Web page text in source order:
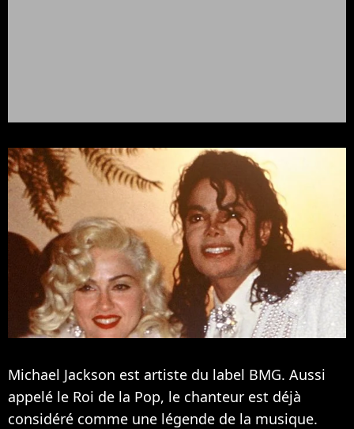
Michael Jackson est artiste du label BMG. Aussi
appelé le Roi de la Pop, le chanteur est déjà
considéré comme une légende de la musique.